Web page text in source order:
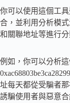
你可以使用這個工
合，並利用分析模
和關聯地址等進行分
例如，你可以分析這
址每天都從受騙者
誘騙使用者與惡意